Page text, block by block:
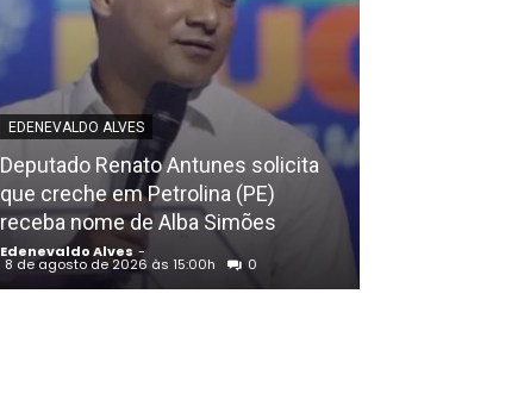
EDENEVALDO ALVES
Deputado Renato Antunes solicita
que creche em Petrolina (PE)
receba nome de Alba Simões
Edenevaldo Alves -
8 de agosto de 2026 às 15:00h 0